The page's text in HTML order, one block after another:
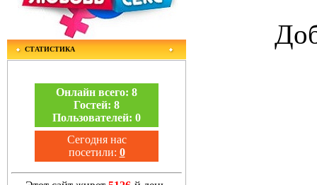
СТАТИСТИКА
Онлайн всего: 8
Гостей: 8
Пользователей: 0
Сегодня нас
посетили: 0